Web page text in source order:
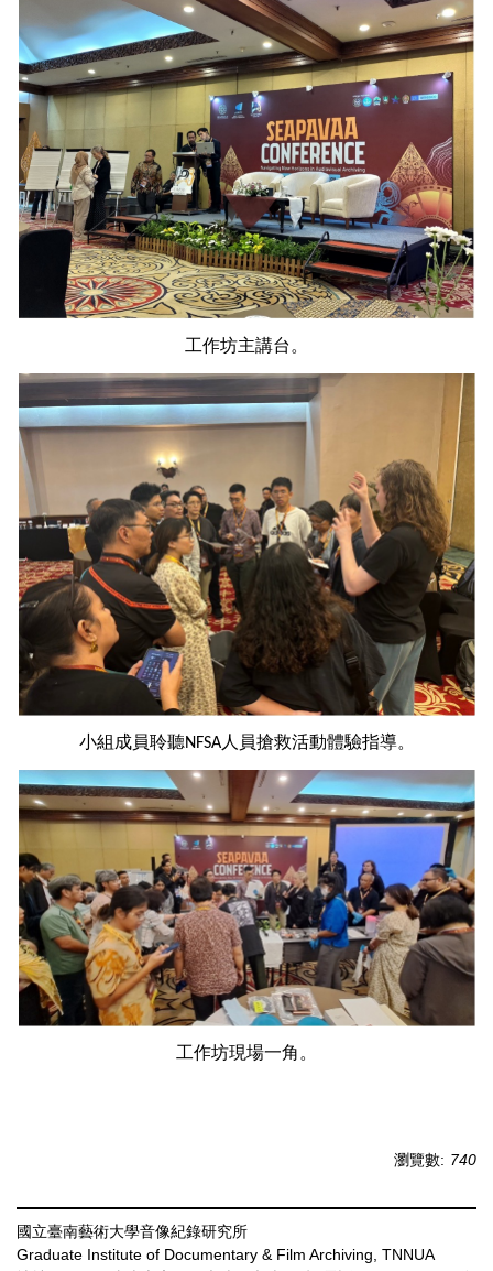
工作坊主講台。
小組成員聆聽NFSA人員搶救活動體驗指導。
工作坊現場一角。
瀏覽數: 740
國立臺南藝術大學音像紀錄研究所
Graduate Institute of Documentary & Film Archiving, TNNUA